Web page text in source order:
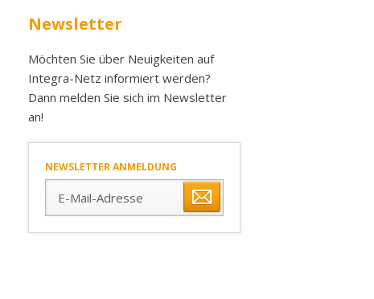
Newsletter
Möchten Sie über Neuigkeiten auf
Integra-Netz informiert werden?
Dann melden Sie sich im Newsletter
an!
NEWSLETTER ANMELDUNG
Mail-